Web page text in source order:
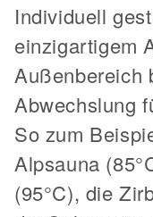
Individuell
einzigartigem
Außenbereich
Abwechslung
So zum
Alpsauna
(95°C), die